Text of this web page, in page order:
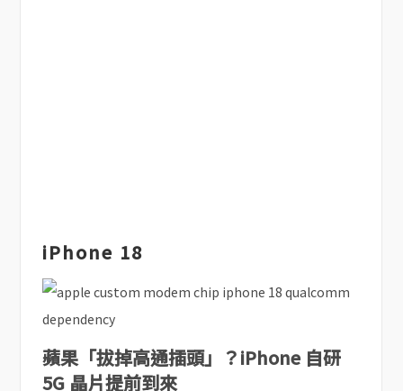
iPhone 18
蘋果「拔掉高通插頭」？iPhone 自研
5G 晶片提前到來